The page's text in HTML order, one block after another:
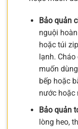
Bảo quản
nguội
hoặc túi
lạnh.
muốn
bếp hoặc
nước hoặc
Bảo quản
lòng heo,